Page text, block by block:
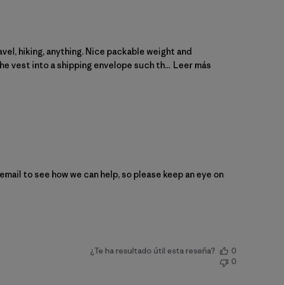
hiking, anything. Nice packable weight and
vest into a shipping envelope such th... Leer más
27 2026
to see how we can help, so please keep an eye on
¿Te ha resultado útil esta reseña?
0
0